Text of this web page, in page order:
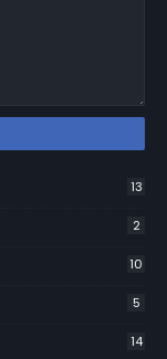
13
2
10
5
14